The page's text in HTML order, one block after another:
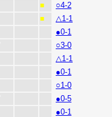
■
○4-2
■
△1-1
●0-1
○3-0
△1-1
●0-1
○1-0
●0-5
●0-1